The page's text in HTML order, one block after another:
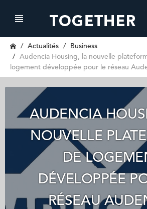
Actualités
Business
Audencia Housing, la nouvelle
logement développée pour le réseau
AUDENCIA
NOUVELLE
DE
DÉVELOPPÉE
RÉSEAU